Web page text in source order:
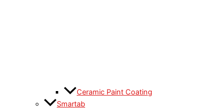
Ceramic Paint Coating
Smartab